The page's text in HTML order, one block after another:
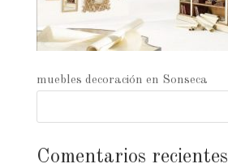
muebles decoración en Sonseca
Comentarios recientes